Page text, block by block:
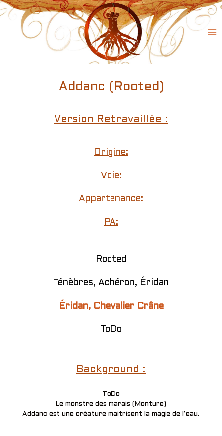
Skip
to
content
Addanc (Rooted)
Version Retravaillée :
Origine:
Voie:
Appartenance:
PA:
Rooted
Ténèbres, Achéron, Éridan
Éridan, Chevalier Crâne
ToDo
Background :
ToDo
Le monstre des marais (Monture)
Addanc est une créature maitrisent la magie de l’eau.